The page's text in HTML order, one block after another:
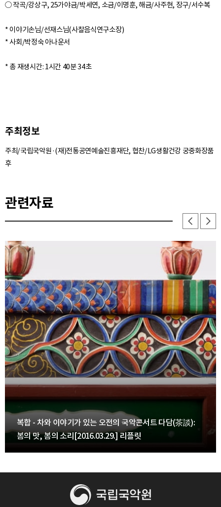
○ 작곡/강상구, 25가야금/박세연, 소금/이명훈, 해금/사주현, 장구/서수복
* 이야기손님/선재스님(사찰음식연구소장)
* 사회/박정숙 아나운서
* 총 재생시간: 1시간 40분 34초
주최정보
주최/국립국악원·(재)전통공연예술진흥재단, 협찬/LG생활건강 궁중화장품
후
관련자료
복합 - 차와 이야기가 있는 오전의 국악콘서트 다담(茶談):
봄의 맛, 봄의 소리[2016.03.29.] 리플릿